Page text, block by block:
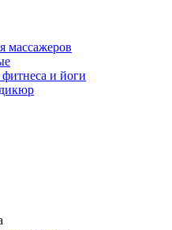
массажеров
и йоги